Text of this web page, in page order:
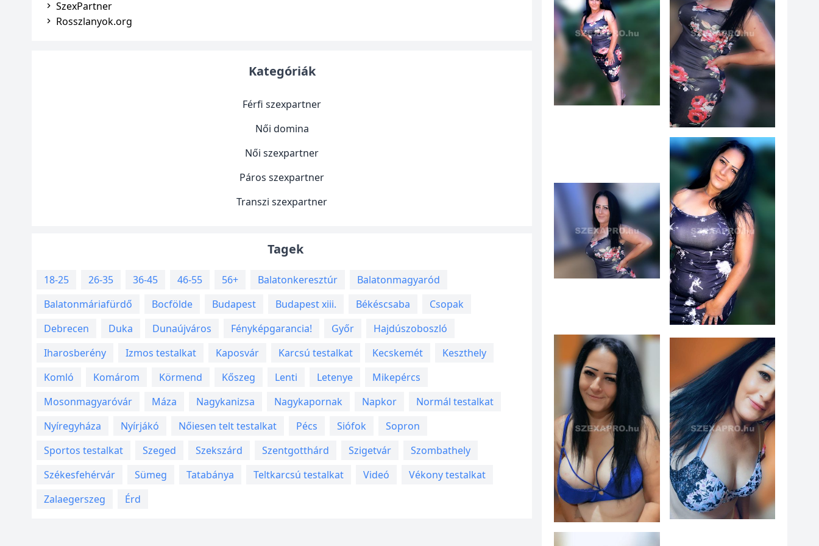
SzexPartner
Rosszlanyok.org
Kategóriák
Férfi szexpartner
Női domina
Női szexpartner
Páros szexpartner
Transzi szexpartner
Tagek
18-25 26-35 36-45 46-55 56+ Balatonkeresztúr
Balatonmagyaród
Balatonmáriafürdő
Bocfölde Budapest Budapest xiii. Békéscsaba
Csopak
Debrecen
Duka Dunaújváros Fényképgarancia! Győr
Hajdúszoboszló
Iharosberény
Izmos testalkat Kaposvár Karcsú testalkat Kecskemét
Keszthely
Komló
Komárom Körmend Kőszeg Lenti Letenye
Mikepércs
Mosonmagyaróvár
Máza Nagykanizsa Nagykapornak Napkor
Normál testalkat
Nyíregyháza
Nyírjákó Nőiesen telt testalkat Pécs Siófok
Sopron
Sportos testalkat
Szeged Szekszárd Szentgotthárd Szigetvár
Szombathely
Székesfehérvár
Sümeg Tatabánya Teltkarcsú testalkat Videó
Vékony testalkat
Zalaegerszeg
Érd